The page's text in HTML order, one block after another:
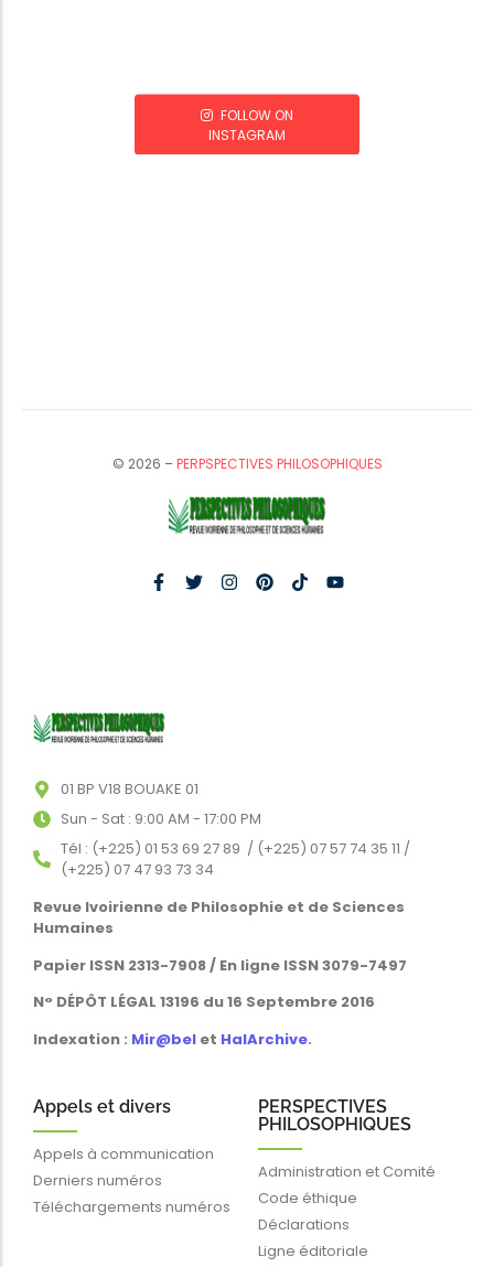
FOLLOW ON
INSTAGRAM
© 2026 –PERPSPECTIVES PHILOSOPHIQUES
01 BP V18 BOUAKE 01
Sun - Sat : 9:00 AM - 17:00 PM
Tél : (+225) 01 53 69 27 89 / (+225) 07 57 74 35 11 /
(+225) 07 47 93 73 34
Revue Ivoirienne de Philosophie et de Sciences
Humaines
Papier ISSN 2313-7908 / En ligne ISSN 3079-7497
N° DÉPÔT LÉGAL 13196 du 16 Septembre 2016
Indexation : Mir@bel et HalArchive.
Appels et divers
Appels à communication
Derniers numéros
Téléchargements numéros
PERSPECTIVES
PHILOSOPHIQUES
Administration et Comité
Code éthique
Déclarations
Ligne éditoriale